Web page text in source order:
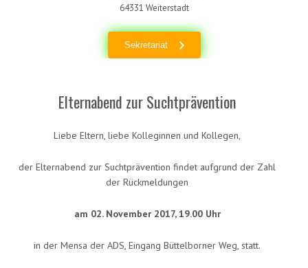
64331 Weiterstadt
Sekretariat
Elternabend zur Suchtprävention
Liebe Eltern, liebe Kolleginnen und Kollegen,
der Elternabend zur Suchtprävention findet aufgrund der Zahl
der Rückmeldungen
am 02. November 2017, 19.00 Uhr
in der Mensa der ADS, Eingang Büttelborner Weg, statt.